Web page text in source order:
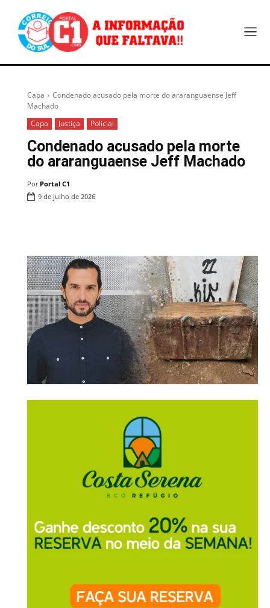
Capa
Condenado acusado pela morte do araranguaense Jeff
Machado
Capa
Justiça Policial
Condenado acusado pela morte
do araranguaense Jeff Machado
Por Portal C1
9 de julho de 2026